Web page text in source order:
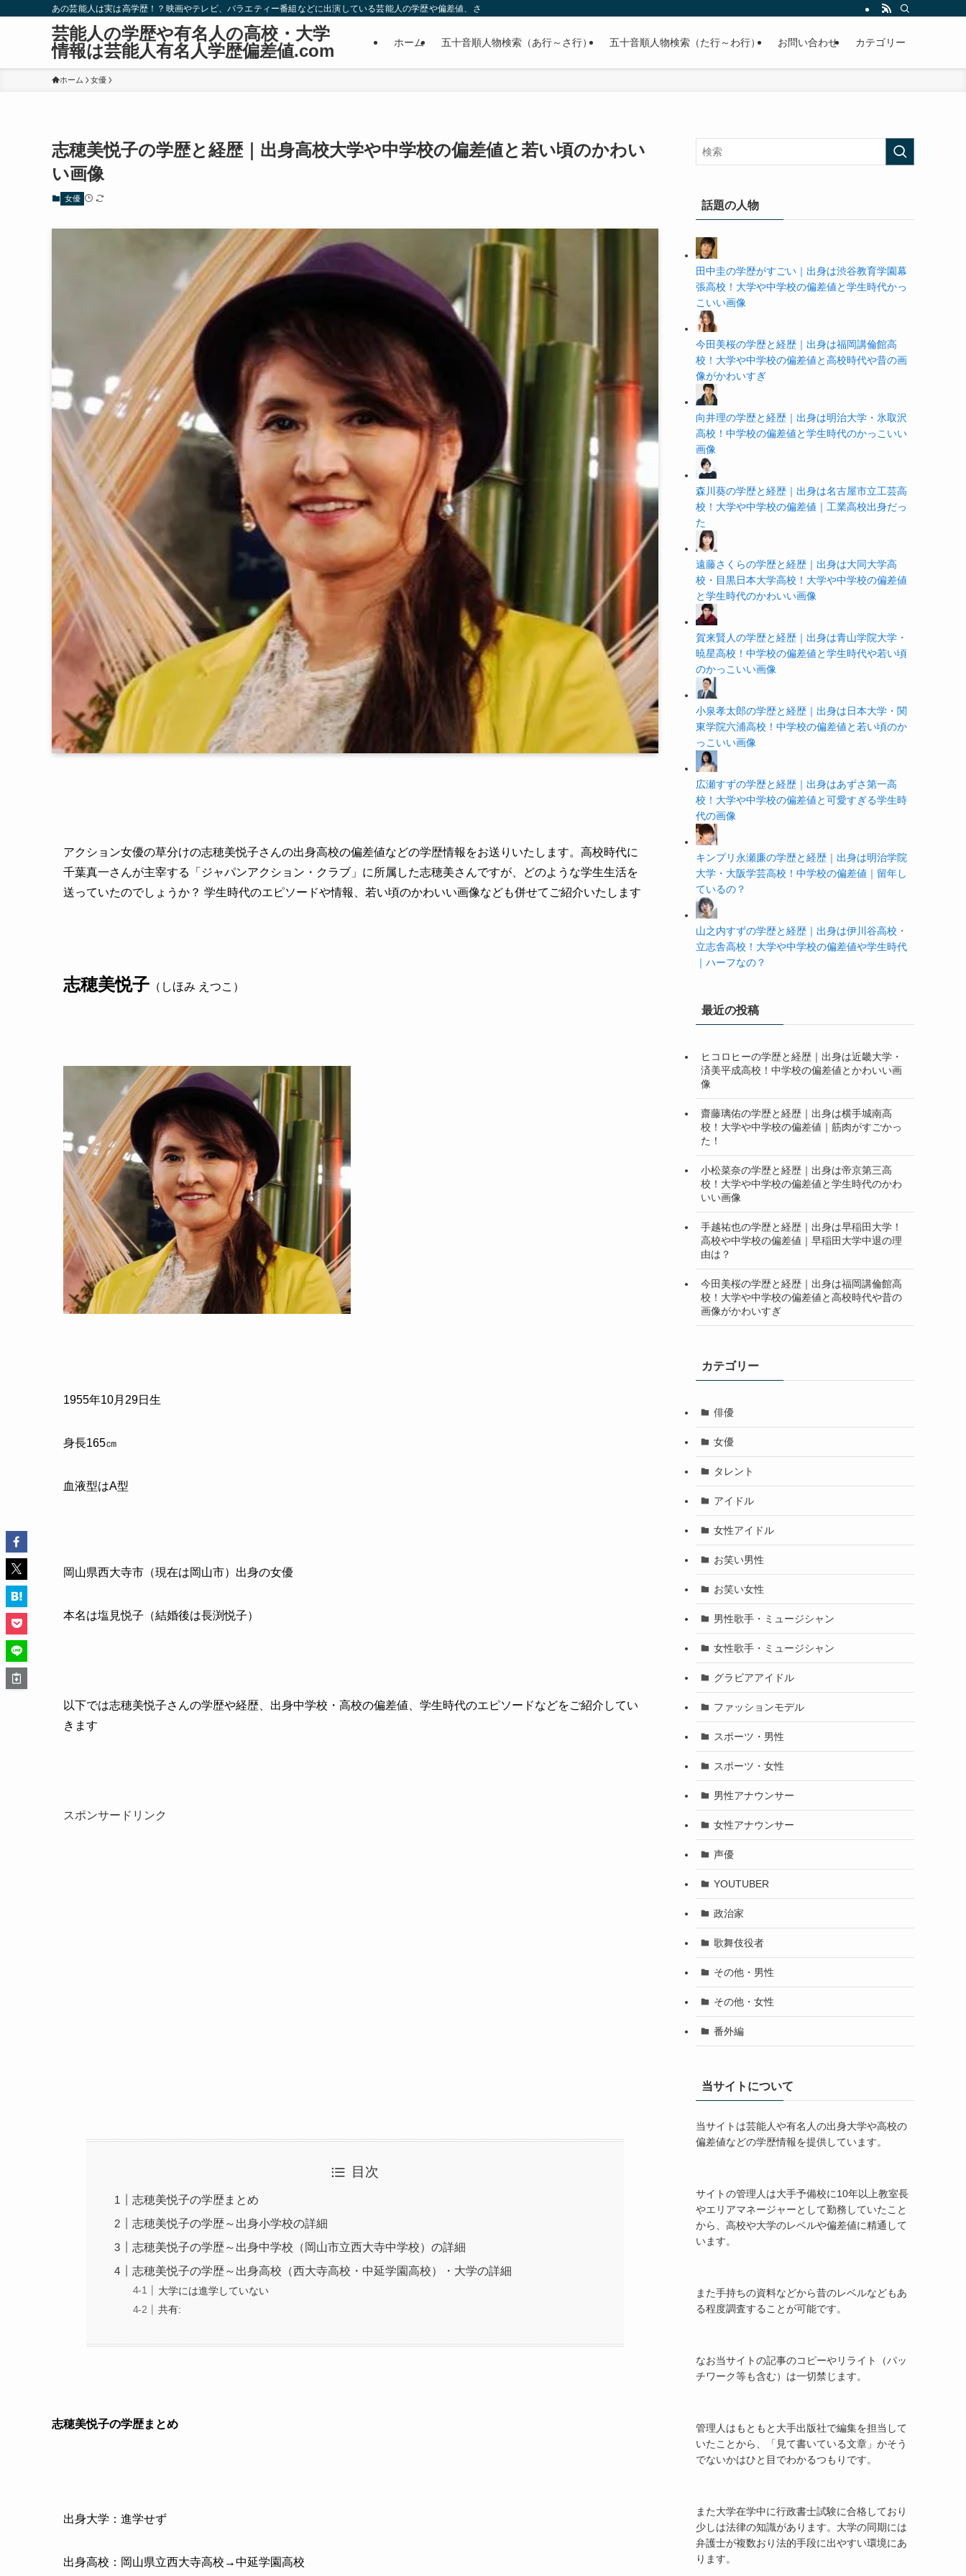
あの芸能人は実は高学歴！？映画やテレビ、バラエティー番組などに出演している芸能人の学歴や偏差値、さらに政治家やスポーツ選手などの有名人の学歴や高校・大学の偏差値まで紹介していきます。
芸能人の学歴や有名人の高校・大学
情報は芸能人有名人学歴偏差値.com
ホーム 五十音順人物検索（あ行～さ行） 五十音順人物検索（た行～わ行） お問い合わせ カテゴリー
ホーム 女優
志穂美悦子の学歴と経歴｜出身高校大学や中学校の偏差値と若い頃のかわい
い画像
女優
アクション女優の草分けの志穂美悦子さんの出身高校の偏差値などの学歴情報をお送りいたします。高校時代に
千葉真一さんが主宰する「ジャパンアクション・クラブ」に所属した志穂美さんですが、どのような学生生活を
送っていたのでしょうか？ 学生時代のエピソードや情報、若い頃のかわいい画像なども併せてご紹介いたします
志穂美悦子 （しほみ えつこ）
1955年10月 29日生
身長165㎝
血液型はA型
岡山県西大寺市（現在は岡山市）出身の女優
本名は塩見悦子（結婚後は長渕悦子）
以下では志穂美悦子さんの学歴や経歴、出身中学校・高校の偏差値、学生時代のエピソードなどをご紹介してい
きます
スポンサードリンク
目次
志穂美悦子の学歴まとめ
志穂美悦子の学歴～出身小学校の詳細
志穂美悦子の学歴～出身中学校（岡山市立西大寺中学校）の詳細
志穂美悦子の学歴～出身高校（西大寺高校・中延学園高校）・大学の詳細
大学には進学していない
共有:
志穂美悦子の学歴まとめ
出身大学：進学せず
出身高校：岡山県立西大寺高校→中延学園高校
話題の人物
田中圭の学歴がすごい｜出身は渋谷教育学園幕
張高校！大学や中学校の偏差値と学生時代かっ
こいい画像
今田美桜の学歴と経歴｜出身は福岡講倫館高
校！大学や中学校の偏差値と高校時代や昔の画
像がかわいすぎ
向井理の学歴と経歴｜出身は明治大学・氷取沢
高校！中学校の偏差値と学生時代のかっこいい
画像
森川葵の学歴と経歴｜出身は名古屋市立工芸高
校！大学や中学校の偏差値｜工業高校出身だっ
た
遠藤さくらの学歴と経歴｜出身は大同大学高
校・目黒日本大学高校！大学や中学校の偏差値
と学生時代のかわいい画像
賀来賢人の学歴と経歴｜出身は青山学院大学・
暁星高校！中学校の偏差値と学生時代や若い頃
のかっこいい画像
小泉孝太郎の学歴と経歴｜出身は日本大学・関
東学院六浦高校！中学校の偏差値と若い頃のか
っこいい画像
広瀬すずの学歴と経歴｜出身はあずさ第一高
校！大学や中学校の偏差値と可愛すぎる学生時
代の画像
キンプリ永瀬廉の学歴と経歴｜出身は明治学院
大学・大阪学芸高校！中学校の偏差値｜留年し
ているの？
山之内すずの学歴と経歴｜出身は伊川谷高校・
立志舎高校！大学や中学校の偏差値や学生時代
｜ハーフなの？
最近の投稿
ヒコロヒーの学歴と経歴｜出身は近畿大学・
済美平成高校！中学校の偏差値とかわいい画
像
齋藤璃佑の学歴と経歴｜出身は横手城南高
校！大学や中学校の偏差値｜筋肉がすごかっ
た！
小松菜奈の学歴と経歴｜出身は帝京第三高
校！大学や中学校の偏差値と学生時代のかわ
いい画像
手越祐也の学歴と経歴｜出身は早稲田大学！
高校や中学校の偏差値｜早稲田大学中退の理
由は？
今田美桜の学歴と経歴｜出身は福岡講倫館高
校！大学や中学校の偏差値と高校時代や昔の
画像がかわいすぎ
カテゴリー
俳優
女優
タレント
アイドル
女性アイドル
お笑い男性
お笑い女性
男性歌手・ミュージシャン
女性歌手・ミュージシャン
グラビアアイドル
ファッションモデル
スポーツ・男性
スポーツ・女性
男性アナウンサー
女性アナウンサー
声優
YOUTUBER
政治家
歌舞伎役者
その他・男性
その他・女性
番外編
当サイトについて
当サイトは芸能人や有名人の出身大学や高校の
偏差値などの学歴情報を提供しています。
サイトの管理人は大手予備校に10年以上教室長
やエリアマネージャーとして勤務していたこと
から、高校や大学のレベルや偏差値に精通して
います。
また手持ちの資料などから昔のレベルなどもあ
る程度調査することが可能です。
なお当サイトの記事のコピーやリライト（パッ
チワーク等も含む）は一切禁じます。
管理人はもともと大手出版社で編集を担当して
いたことから、「見て書いている文章」かそう
でないかはひと目でわかるつもりです。
また大学在学中に行政書士試験に合格しており
少しは法律の知識があります。大学の同期には
弁護士が複数おり法的手段に出やすい環境にあ
ります。